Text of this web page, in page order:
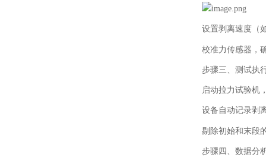
设置剥离速度（
校准力传感器，
步骤三、测试执
启动拉力试验机
设备自动记录剥
剔除初始和末段
步骤四、数据分